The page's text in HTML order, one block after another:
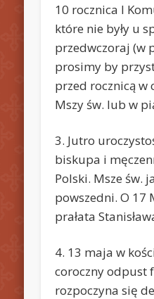
10 rocznica I
które nie były u
przedwczoraj (w
prosimy by
przed rocznicą w
Mszy św. lub w
3. Jutro
biskupa i
Polski. Msze św.
powszedni. O 17
prałata
4. 13 maja w
coroczny odpust
rozpoczyna się